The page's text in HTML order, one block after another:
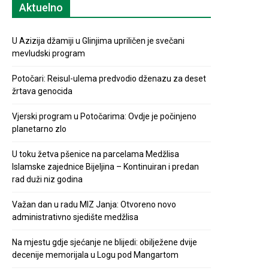
Aktuelno
U Azizija džamiji u Glinjima upriličen je svečani
mevludski program
Potočari: Reisul-ulema predvodio dženazu za deset
žrtava genocida
Vjerski program u Potočarima: Ovdje je počinjeno
planetarno zlo
U toku žetva pšenice na parcelama Medžlisa
Islamske zajednice Bijeljina – Kontinuiran i predan
rad duži niz godina
Važan dan u radu MIZ Janja: Otvoreno novo
administrativno sjedište medžlisa
Na mjestu gdje sjećanje ne blijedi: obilježene dvije
decenije memorijala u Logu pod Mangartom